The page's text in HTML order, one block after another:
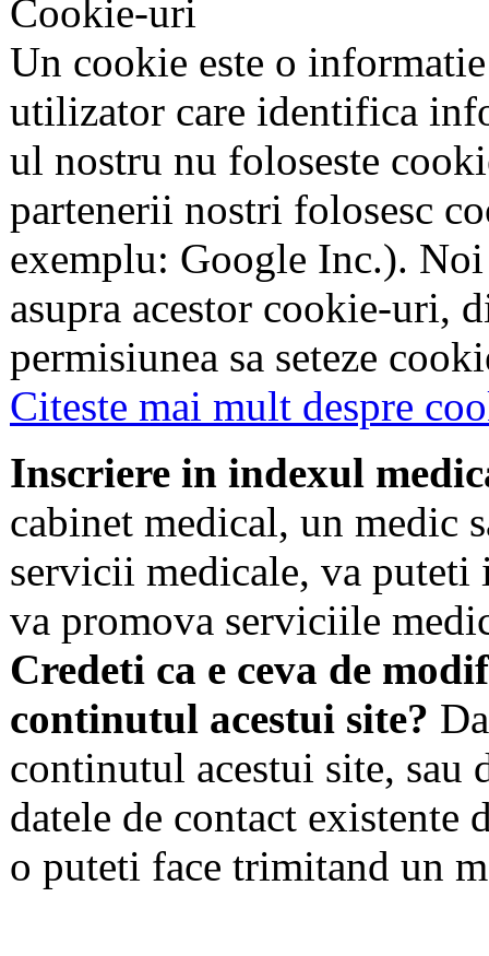
Cookie-uri
Un cookie este o
utilizator care identifica
ul nostru nu foloseste
partenerii nostri folosesc
exemplu: Google Inc.).
asupra acestor cookie-uri,
permisiunea sa seteze
Citeste mai mult despre
Inscriere in indexul
cabinet medical, un medic
servicii medicale, va puteti
va promova serviciile
Credeti ca e ceva de
continutul acestui site?
continutul acestui site, sau
datele de contact existente
o puteti face trimitand un